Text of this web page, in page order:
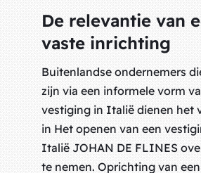
De relevantie van
vaste inrichting
Buitenlandse ondernemers
zijn via een informele vorm
vestiging in Italië dienen het
in Het openen van een
Italië JOHAN DE FLINES
te nemen. Oprichting van een